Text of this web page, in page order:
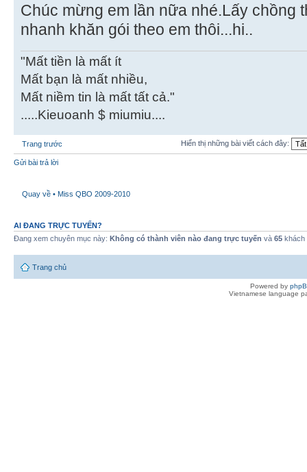
Chúc mừng em lần nữa nhé.Lấy chồng
nhanh khăn gói theo em thôi...hi..
"Mất tiền là mất ít
Mất bạn là mất nhiều,
Mất niềm tin là mất tất cả."
.....Kieuoanh $ miumiu....
Trang trước Hiển thị những bài viết cách đây:
Gửi bài trả lời
Quay về • Miss QBO 2009-2010
AI ĐANG TRỰC TUYẾN?
Đang xem chuyên mục này: Không có thành viên nào đang trực tuyến và 65 khách
Trang chủ
Powered by
Vietnamese language